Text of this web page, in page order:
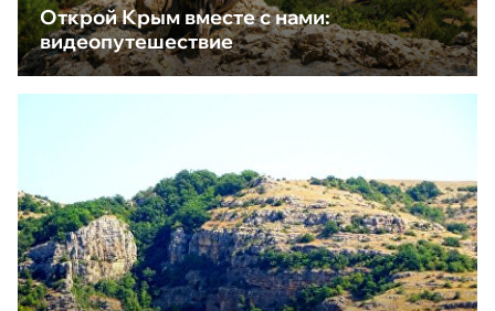
Открой Крым вместе с нами:
видеопутешествие